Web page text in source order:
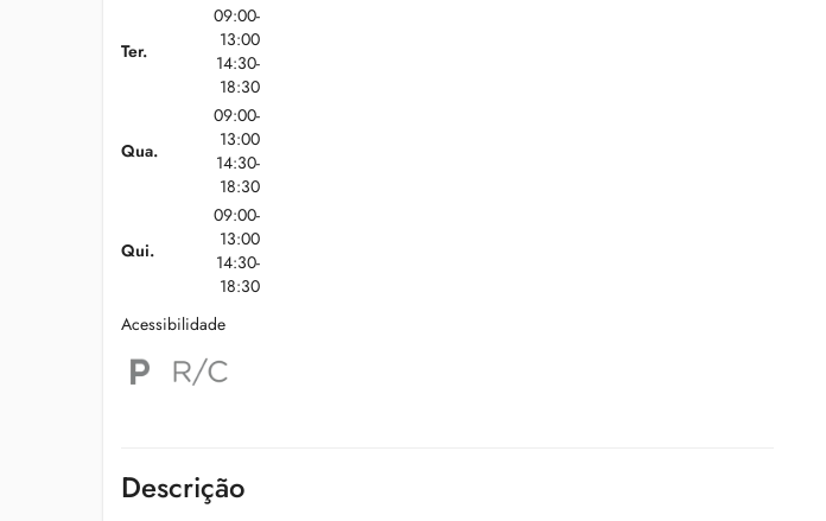
Ter.
09:00-
13:00
14:30-
18:30
Qua.
09:00-
13:00
14:30-
18:30
Qui.
09:00-
13:00
14:30-
18:30
Acessibilidade
Descrição